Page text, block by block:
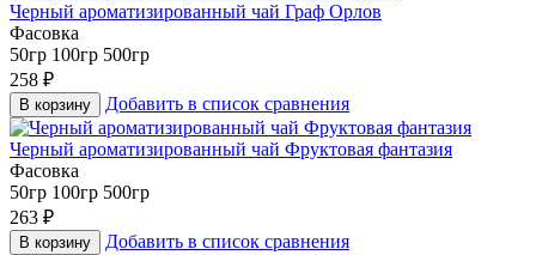
Черный ароматизированный чай Граф Орлов
Фасовка
50гр 100гр 500гр
258 ₽
В корзину Добавить в список сравнения
Черный ароматизированный чай Фруктовая фантазия
Фасовка
50гр 100гр 500гр
263 ₽
В корзину Добавить в список сравнения